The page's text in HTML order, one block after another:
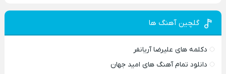
گلچین آهنگ ها
دکلمه های علیرضا آریانفر
دانلود تمام آهنگ های امید جهان